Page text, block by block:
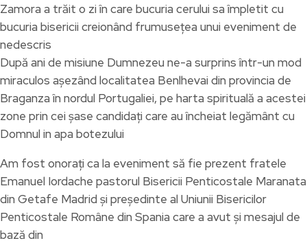
Zamora a trăit o zi în care bucuria cerului sa împletit cu
bucuria bisericii creionând frumusețea unui eveniment de
nedescris
După ani de misiune Dumnezeu ne-a surprins într-un mod
miraculos așezând localitatea Benlhevai din provincia de
Braganza în nordul Portugaliei, pe harta spirituală a acestei
zone prin cei șase candidați care au încheiat legământ cu
Domnul in apa botezului
Am fost onorați ca la eveniment să fie prezent fratele
Emanuel Iordache pastorul Bisericii Penticostale Maranata
din Getafe Madrid și președinte al Uniunii Bisericilor
Penticostale Române din Spania care a avut și mesajul de
bază din